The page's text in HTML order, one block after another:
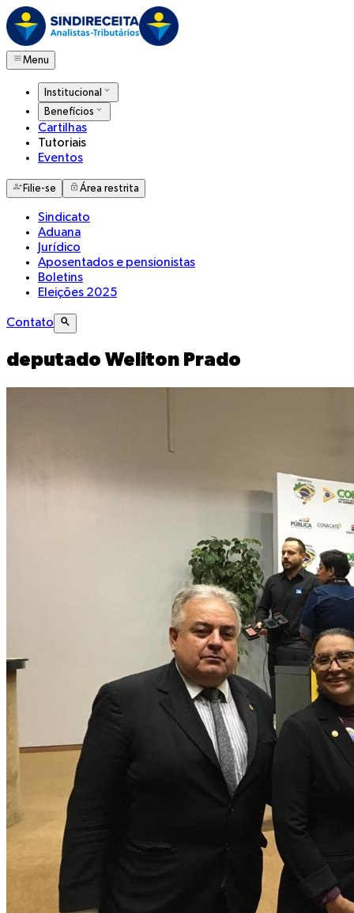
Menu
Institucional
Benefícios
Cartilhas
Tutoriais
Eventos
Filie-se Área restrita
Sindicato
Aduana
Jurídico
Aposentados e pensionistas
Boletins
Eleições 2025
Contato
deputado Weliton Prado